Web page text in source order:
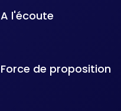
A l'écoute
Force de proposition